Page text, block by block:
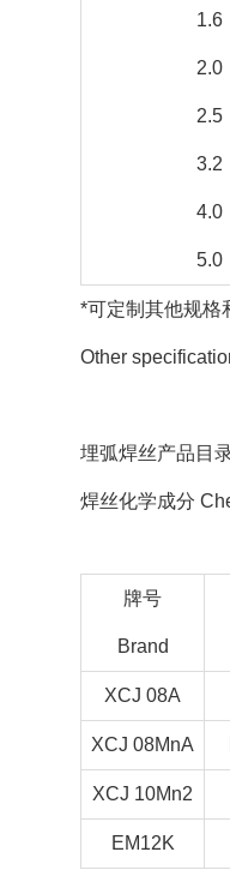
1.6
2.0
2.5
3.2
4.0
5.0
*可定制其他规格
Other
埋弧焊丝产品目
焊丝化学成分
牌号
Brand
XCJ 08A
XCJ 08MnA
XCJ 10Mn2
EM12K